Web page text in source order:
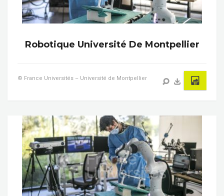
Robotique Université De Montpellier
© France Universités – Université de Montpellier